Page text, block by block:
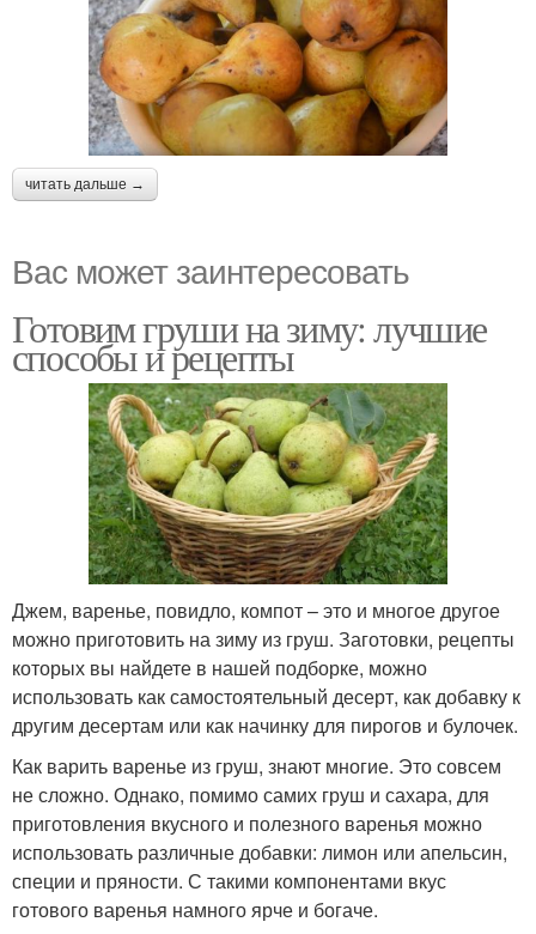
читать дальше →
Вас может заинтересовать
Готовим груши на зиму: лучшие
способы и рецепты
Джем, варенье, повидло, компот – это и многое другое
можно приготовить на зиму из груш. Заготовки, рецепты
которых вы найдете в нашей подборке, можно
использовать как самостоятельный десерт, как добавку к
другим десертам или как начинку для пирогов и булочек.
Как варить варенье из груш, знают многие. Это совсем
не сложно. Однако, помимо самих груш и сахара, для
приготовления вкусного и полезного варенья можно
использовать различные добавки: лимон или апельсин,
специи и пряности. С такими компонентами вкус
готового варенья намного ярче и богаче.